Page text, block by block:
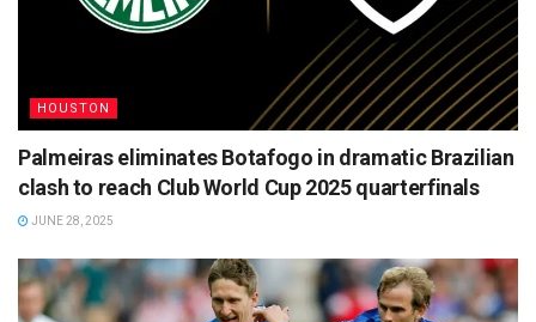
HOUSTON
Palmeiras eliminates Botafogo in dramatic Brazilian
clash to reach Club World Cup 2025 quarterfinals
JUNE 28, 2025